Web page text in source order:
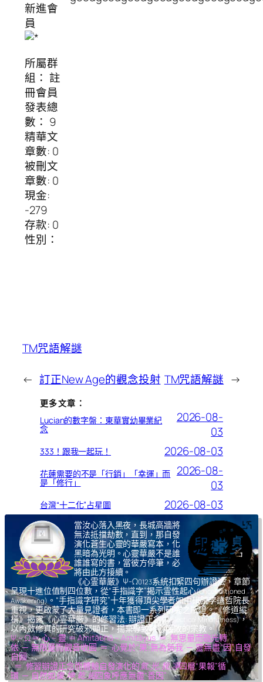
新進會
員
所屬群
組： 註
冊會員
發表總
數： 9
精華文
章數: 0
被刪文
章數: 0
現金:
-279
存款: 0
性別：
TM咒語解謎
← 訂正New Age的觀念投射 TM咒語解謎 →
更多文章：
Lucian的數字盤：東華實幼畢業紀
念
2026-08-
03
333！跟我一起玩！ 2026-08-03
花蓮需要的不是「行銷」「幸運」而
是「修行」
2026-08-
03
台灣“十二化”占星圖 2026-08-03
當汝心落入黑夜，長城高牆將
無法抵擋劫數，直到，那自發
演化蒼生心靈的華嚴寫本，化
黑暗為光明。心靈華嚴不是誰
誰誰寫的書，當彼方停筆，必
將由此方接續。
《心霊華厳》Ψ-Ω0123系統扣緊四句辦證法，章節
呈現十進位值制四位數，從“手指識字”揭示霊性起心(Unconditioned
Awakening) 。“手指識字研究”十年獲得頂尖學者如中研院李遠哲院長
重視，更啟蒙了大量見證者，本書即一系列研究之所證。《修道縱
橫》揭露《心霊華厳》的修習法: 辯證正念(Dialectical Mindfulness)，
以內斂修真的研究破邪顯正，揚棄導致核心腐敗的宗教。
Ψ – Ω ＝ 心 – 靈 ＝ Amitābhā – Amitāyus ＝ 無思量而臨光轉
依 ─ 無限量而觀音收圓 ＝ 心覺於“果”,無為無我 ─ 靈無盡“因”,自發
自圓
＝ 修習辯證正念而體驗自發演化的氣,光,我,凈四層“果報”循
環 ─ 自然如復,坤,乾,逅四象呼應無盡“善因”